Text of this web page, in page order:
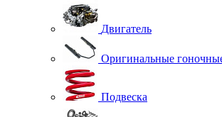
Двигатель
Оригинальные
Подвеска